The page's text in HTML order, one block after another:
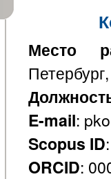
Место
E-mail:
Scopus ID
ORCID: